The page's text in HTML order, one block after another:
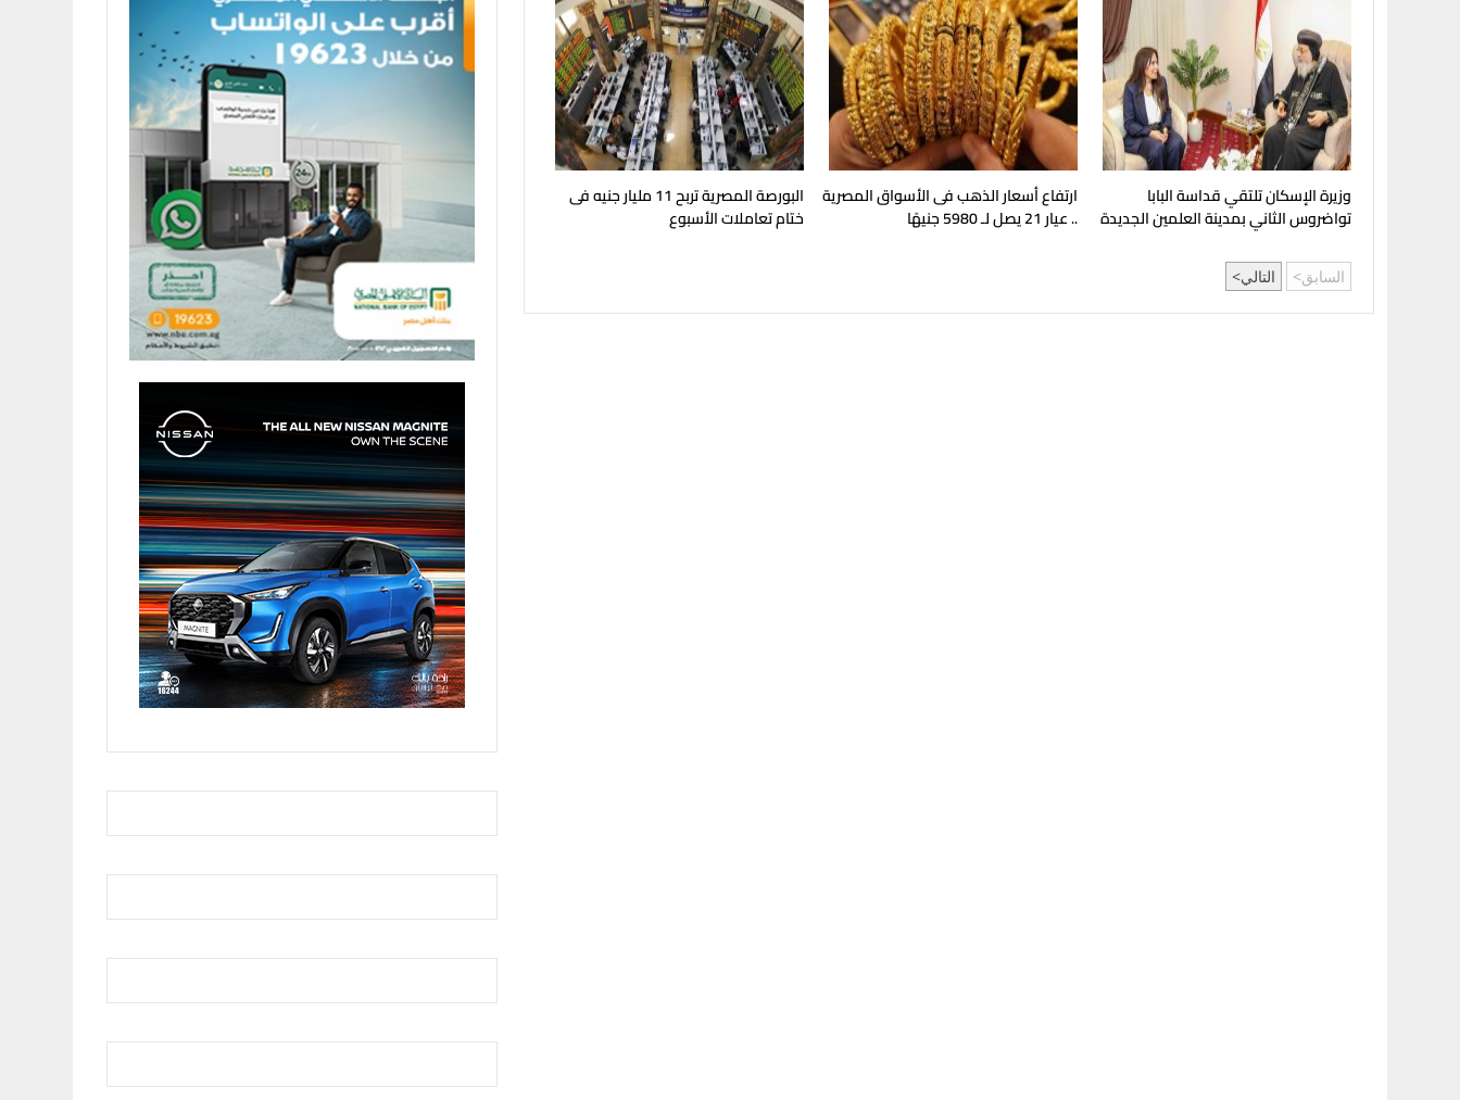
وزيرة الإسكان تلتقي قداسة البابا
تواضروس الثاني بمدينة العلمين الجديدة
ارتفاع أسعار الذهب فى الأسواق المصرية
.. عيار 21 يصل لـ 5980 جنيهًا
البورصة المصرية تربح 11 مليار جنيه فى
ختام تعاملات الأسبوع
السابق التالي